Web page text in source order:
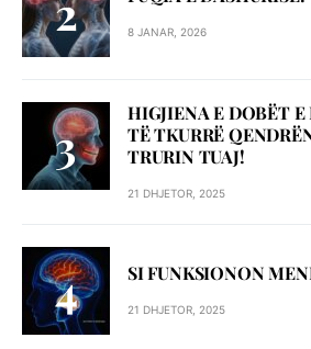
8 JANAR, 2026
HIGJIENA E DOBËT
TË TKURRË
TRURIN TUAJ!
21 DHJETOR, 2025
SI FUNKSIONON
21 DHJETOR, 2025